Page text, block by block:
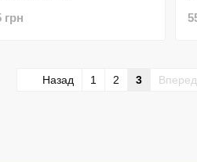
грн
Назад 1 2 3 Вперед